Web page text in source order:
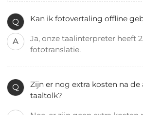
Q Kan ik fotovertaling offline
A
Ja, onze taalinterpreter heeft
fototranslatie.
Q
Zijn er nog extra kosten na
taaltolk?